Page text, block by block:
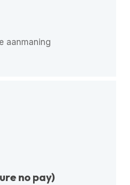
aanmaning
no pay)